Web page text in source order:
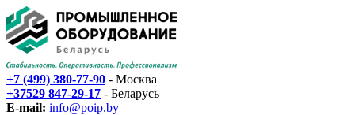
+7 (499) 380-77-90 - Москва
+37529 847-29-17‬ - Беларусь
E-mail: info@poip.by